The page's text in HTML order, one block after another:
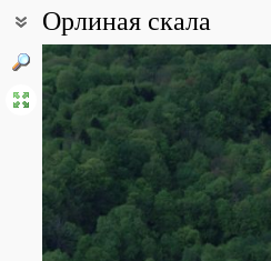
Орлиная скала
Координаты:
44° 12′ 32″ с.ш., 39° 56′ 11″
Все фотографии (11)